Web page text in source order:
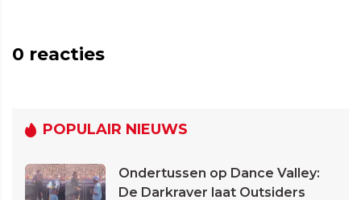
0 reacties
POPULAIR NIEUWS
Ondertussen op Dance Valley:
De Darkraver laat Outsiders